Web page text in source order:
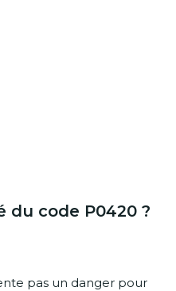
du code P0420 ?
pas un danger pour